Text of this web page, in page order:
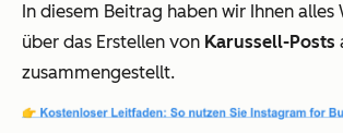
In diesem Beitrag haben wir Ihnen alles
über das Erstellen von Karussell-Posts
zusammengestellt.